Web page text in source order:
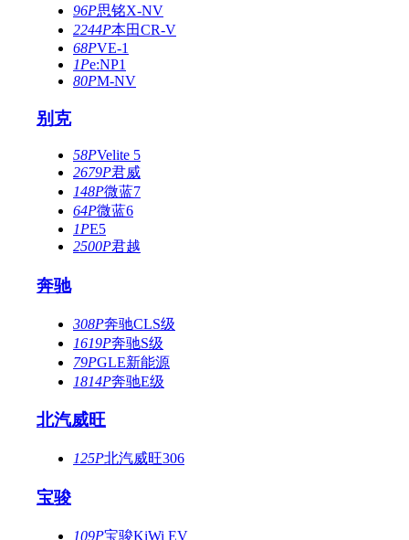
96P思铭X-NV
2244P本田CR-V
68PVE-1
1Pe:NP1
80PM-NV
别克
58PVelite 5
2679P君威
148P微蓝7
64P微蓝6
1PE5
2500P君越
奔驰
308P奔驰CLS级
1619P奔驰S级
79PGLE新能源
1814P奔驰E级
北汽威旺
125P北汽威旺306
宝骏
109P宝骏KiWi EV